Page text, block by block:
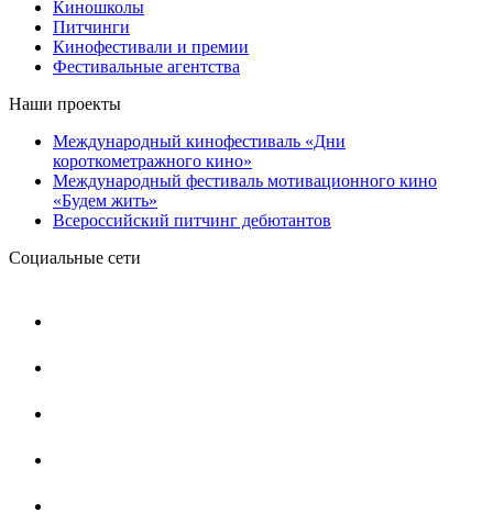
Киношколы
Питчинги
Кинофестивали и премии
Фестивальные агентства
Наши проекты
Международный кинофестиваль «Дни
короткометражного кино»
Международный фестиваль мотивационного кино
«Будем жить»
Всероссийский питчинг дебютантов
Социальные сети